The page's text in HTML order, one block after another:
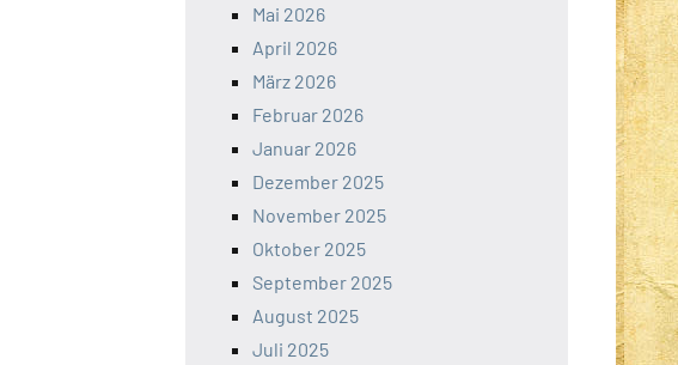
Mai 2026
April 2026
März 2026
Februar 2026
Januar 2026
Dezember 2025
November 2025
Oktober 2025
September 2025
August 2025
Juli 2025